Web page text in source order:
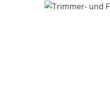
Bildergalerie überspringen